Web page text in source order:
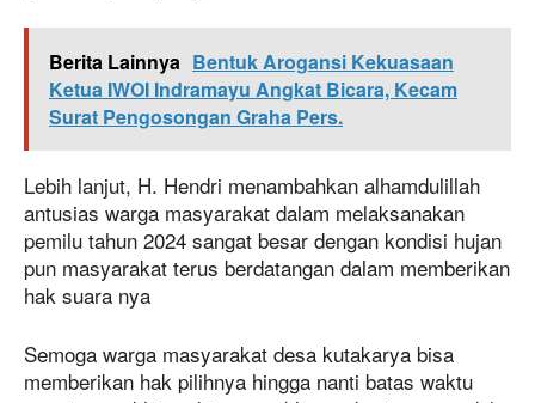
Berita Lainnya Bentuk Arogansi Kekuasaan
Ketua IWOI Indramayu Angkat Bicara, Kecam
Surat Pengosongan Graha Pers.
Lebih lanjut, H. Hendri menambahkan alhamdulillah
antusias warga masyarakat dalam melaksanakan
pemilu tahun 2024 sangat besar dengan kondisi hujan
pun masyarakat terus berdatangan dalam memberikan
hak suara nya
Semoga warga masyarakat desa kutakarya bisa
memberikan hak pilihnya hingga nanti batas waktu